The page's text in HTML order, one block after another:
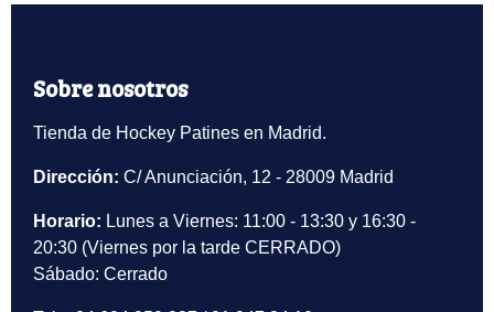
Sobre nosotros
Tienda de Hockey Patines en Madrid.
Dirección: C/ Anunciación, 12 - 28009 Madrid
Horario: Lunes a Viernes: 11:00 - 13:30 y 16:30 -
20:30 (Viernes por la tarde CERRADO)
Sábado: Cerrado